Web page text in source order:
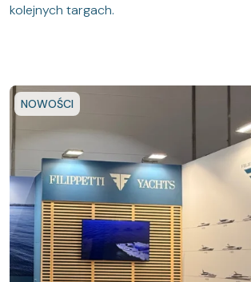
kolejnych targach.
NOWOŚCI